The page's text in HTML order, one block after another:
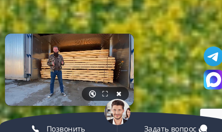
🔇 ⛶ ✖
Позвонить Задать вопрос